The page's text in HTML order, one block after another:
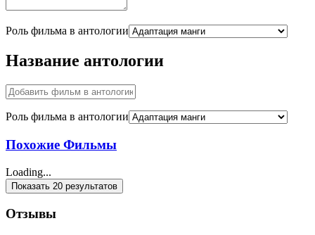
Роль фильма в антологии
Название антологии
Роль фильма в антологии
Похожие Фильмы
Loading...
Показать 20 результатов
Отзывы